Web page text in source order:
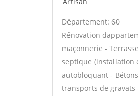
Département: 60
Rénovation
maçonnerie -
septique (installation
autobloquant -
transports de gravats